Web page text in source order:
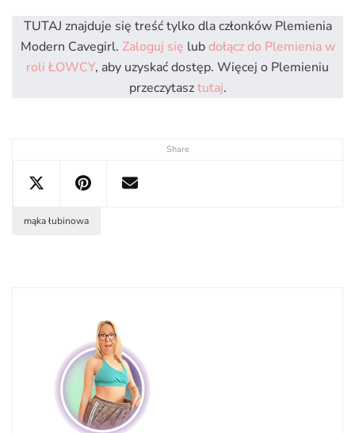
Share
TUTAJ znajduje się treść tylko dla członków Plemienia
Modern Cavegirl. Zaloguj się lub dołącz do Plemienia w
roli ŁOWCY, aby uzyskać dostęp. Więcej o Plemieniu
przeczytasztutaj.
mąka łubinowa